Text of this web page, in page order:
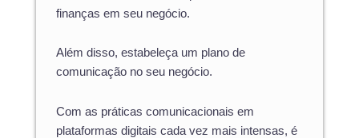
finanças em seu negócio.
Além disso, estabeleça um plano de
comunicação no seu negócio.
Com as práticas comunicacionais em
plataformas digitais cada vez mais intensas, é